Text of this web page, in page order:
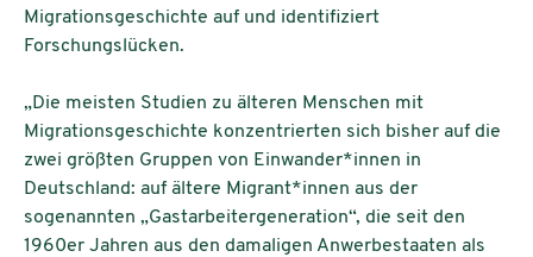
Migrationsgeschichte auf und identifiziert
Forschungslücken.
„Die meisten Studien zu älteren Menschen mit
Migrationsgeschichte konzentrierten sich bisher auf die
zwei größten Gruppen von Einwander*innen in
Deutschland: auf ältere Migrant*innen aus der
sogenannten „Gastarbeitergeneration“, die seit den
1960er Jahren aus den damaligen Anwerbestaaten als